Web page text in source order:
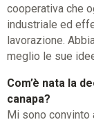
cooperativa che
industriale ed
lavorazione.
meglio le sue
Com’è nata la
canapa?
Mi sono convinto